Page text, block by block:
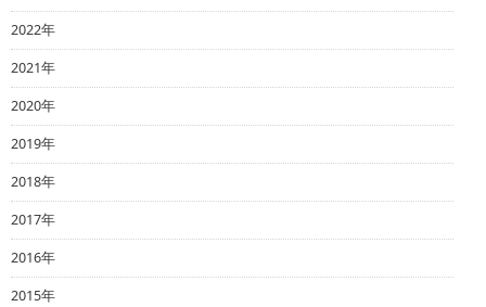
2022年
2021年
2020年
2019年
2018年
2017年
2016年
2015年